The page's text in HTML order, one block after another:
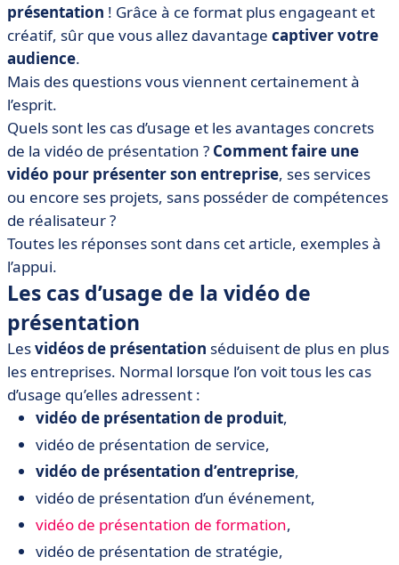
• Que retenir de la vidéo de présentation ?
présentation ! Grâce à ce format plus engageant et
créatif, sûr que vous allez davantage captiver votre
audience.
Mais des questions vous viennent certainement à
l’esprit.
Quels sont les cas d’usage et les avantages concrets
de la vidéo de présentation ? Comment faire une
vidéo pour présenter son entreprise, ses services
ou encore ses projets, sans posséder de compétences
de réalisateur ?
Toutes les réponses sont dans cet article, exemples à
l’appui.
Les cas d’usage de la vidéo de
présentation
Lesvidéos de présentation séduisent de plus en plus
les entreprises. Normal lorsque l’on voit tous les cas
d’usage qu’elles adressent :
vidéo de présentation de produit,
vidéo de présentation de service,
vidéo de présentation d’entreprise,
vidéo de présentation d’un événement,
vidéo de présentation de formation,
vidéo de présentation de stratégie,